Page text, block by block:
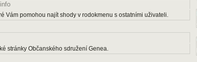
Vám pomohou najít shody v rodokmenu s ostatními uživateli.
stránky Občanského sdružení Genea.